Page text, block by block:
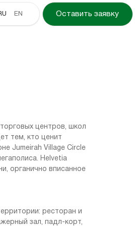
заявку
центров, школ
тем, кто ценит
Jumeirah Village Circle
Helvetia
органично вписанное
ресторан и
зал, падл-корт,